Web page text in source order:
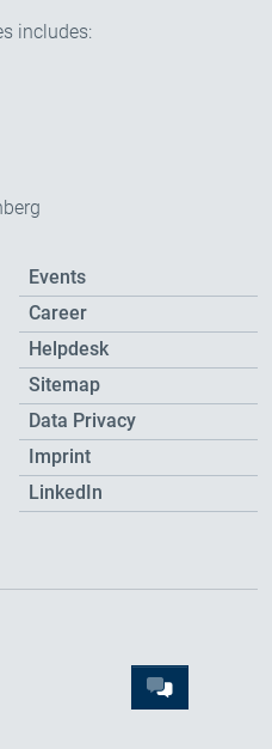
includes:
Events
Career
Helpdesk
Sitemap
Data Privacy
Imprint
LinkedIn